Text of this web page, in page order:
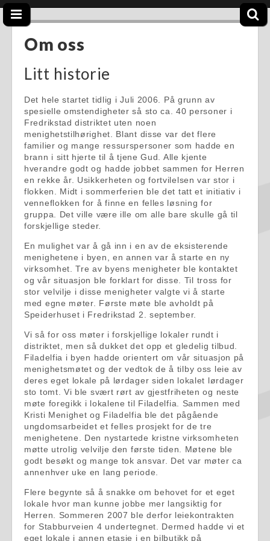
Om oss
Litt historie
Det hele startet tidlig i Juli 2006. På grunn av
spesielle omstendigheter så sto ca. 40 personer i
Fredrikstad distriktet uten noen
menighetstilhørighet. Blant disse var det flere
familier og mange ressurspersoner som hadde en
brann i sitt hjerte til å tjene Gud. Alle kjente
hverandre godt og hadde jobbet sammen for Herren
en rekke år. Usikkerheten og fortvilelsen var stor i
flokken. Midt i sommerferien ble det tatt et initiativ i
venneflokken for å finne en felles løsning for
gruppa. Det ville være ille om alle bare skulle gå til
forskjellige steder.
En mulighet var å gå inn i en av de eksisterende
menighetene i byen, en annen var å starte en ny
virksomhet. Tre av byens menigheter ble kontaktet
og vår situasjon ble forklart for disse. Til tross for
stor velvilje i disse menigheter valgte vi å starte
med egne møter. Første møte ble avholdt på
Speiderhuset i Fredrikstad 2. september.
Vi så for oss møter i forskjellige lokaler rundt i
distriktet, men så dukket det opp et gledelig tilbud.
Filadelfia i byen hadde orientert om vår situasjon på
menighetsmøtet og der vedtok de å tilby oss leie av
deres eget lokale på lørdager siden lokalet lørdager
sto tomt. Vi ble svært rørt av gjestfriheten og neste
møte foregikk i lokalene til Filadelfia. Sammen med
Kristi Menighet og Filadelfia ble det pågående
ungdomsarbeidet et felles prosjekt for de tre
menighetene. Den nystartede kristne virksomheten
møtte utrolig velvilje den første tiden. Møtene ble
godt besøkt og mange tok ansvar. Det var møter ca
annenhver uke en lang periode.
Flere begynte så å snakke om behovet for et eget
lokale hvor man kunne jobbe mer langsiktig for
Herren. Sommeren 2007 ble derfor leiekontrakten
for Stabburveien 4 undertegnet. Dermed hadde vi et
eget lokale i annen etasje i en bilbutikk på